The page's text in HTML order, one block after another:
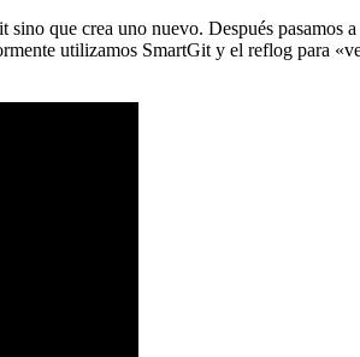
que crea uno nuevo. Después pasamos
utilizamos SmartGit y el reflog para